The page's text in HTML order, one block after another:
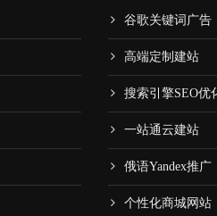
谷歌关键词广告
高端定制建站
搜索引擎SEO优
一站通云建站
俄语Yandex推广
个性化商城网站